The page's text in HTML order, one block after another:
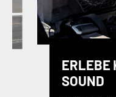
ERLEBE
SOUND